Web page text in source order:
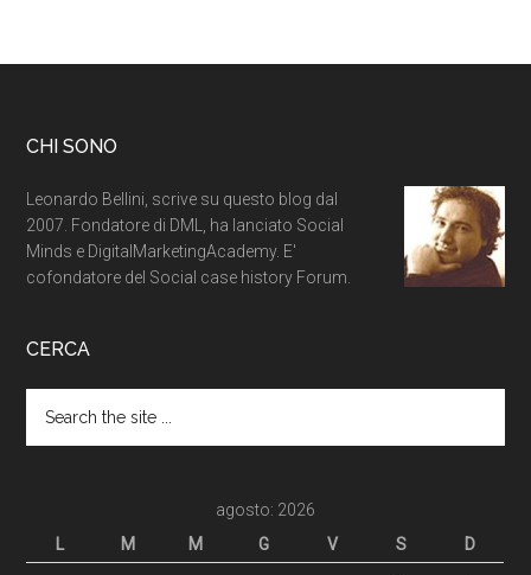
CHI SONO
Leonardo Bellini, scrive su questo blog dal
2007. Fondatore di DML, ha lanciato Social
Minds e DigitalMarketingAcademy. E'
cofondatore del Social case history Forum.
CERCA
agosto: 2026
L
M M G V S D